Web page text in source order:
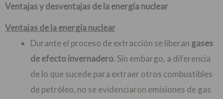
Ventajas y desventajas de la energía nuclear
Ventajas de la energía nuclear
Durante el proceso de extracción se liberan gases
de efecto invernadero. Sin embargo, a diferencia
de lo que sucede para extraer otros combustibles
de petróleo, no se evidenciaron emisiones de gas